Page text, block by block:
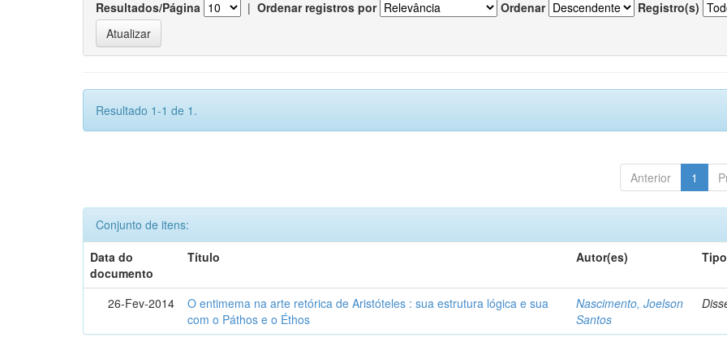
Resultados/Página | Ordenar registros por Ordenar Registro(s)
Resultado 1-1 de 1.
Anterior 1
Conjunto de itens:
Data do
documento
Título Autor(es) Tipo
26-Fev-2014
O entimema na arte retórica de Aristóteles : sua estrutura lógica e sua
com o Páthos e o Éthos
Nascimento, Joelson
Santos